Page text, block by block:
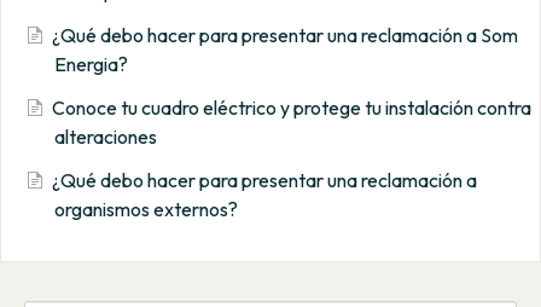
¿Qué debo hacer para presentar una reclamación a Som
Energia?
Conoce tu cuadro eléctrico y protege tu instalación contra
alteraciones
¿Qué debo hacer para presentar una reclamación a
organismos externos?